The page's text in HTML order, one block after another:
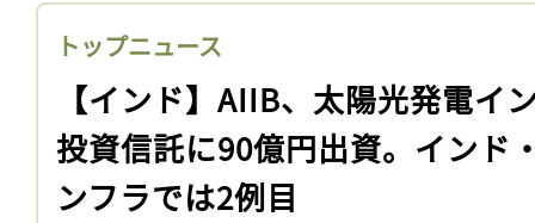
トップニュース
【インド】AIIB、太陽光発電イ
投資信託に90億円出資。インド
ンフラでは2例目